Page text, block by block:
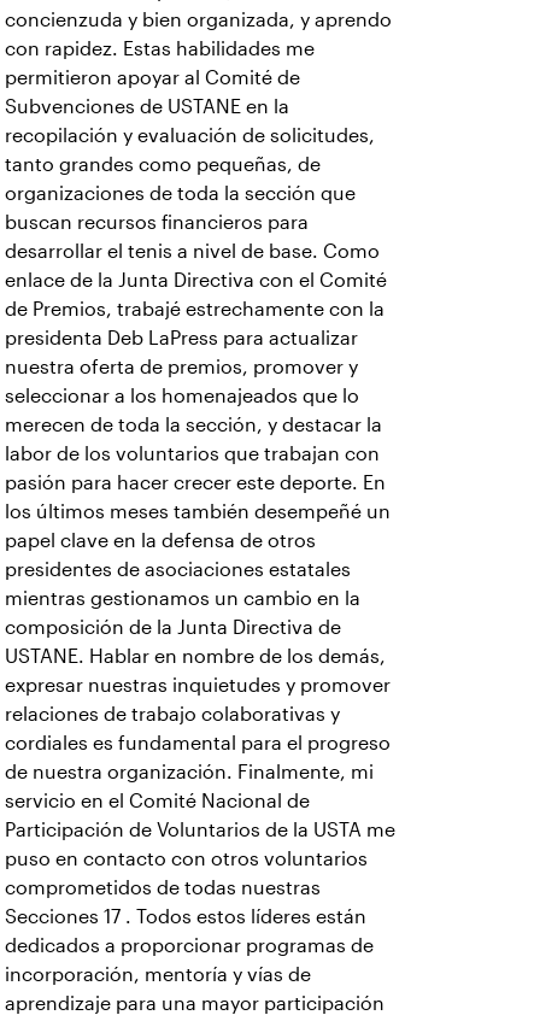
concienzuda y bien organizada, y aprendo
con rapidez. Estas habilidades me
permitieron apoyar al Comité de
Subvenciones de USTANE en la
recopilación y evaluación de solicitudes,
tanto grandes como pequeñas, de
organizaciones de toda la sección que
buscan recursos financieros para
desarrollar el tenis a nivel de base. Como
enlace de la Junta Directiva con el Comité
de Premios, trabajé estrechamente con la
presidenta Deb LaPress para actualizar
nuestra oferta de premios, promover y
seleccionar a los homenajeados que lo
merecen de toda la sección, y destacar la
labor de los voluntarios que trabajan con
pasión para hacer crecer este deporte. En
los últimos meses también desempeñé un
papel clave en la defensa de otros
presidentes de asociaciones estatales
mientras gestionamos un cambio en la
composición de la Junta Directiva de
USTANE. Hablar en nombre de los demás,
expresar nuestras inquietudes y promover
relaciones de trabajo colaborativas y
cordiales es fundamental para el progreso
de nuestra organización. Finalmente, mi
servicio en el Comité Nacional de
Participación de Voluntarios de la USTA me
puso en contacto con otros voluntarios
comprometidos de todas nuestras
Secciones 17 . Todos estos líderes están
dedicados a proporcionar programas de
incorporación, mentoría y vías de
aprendizaje para una mayor participación